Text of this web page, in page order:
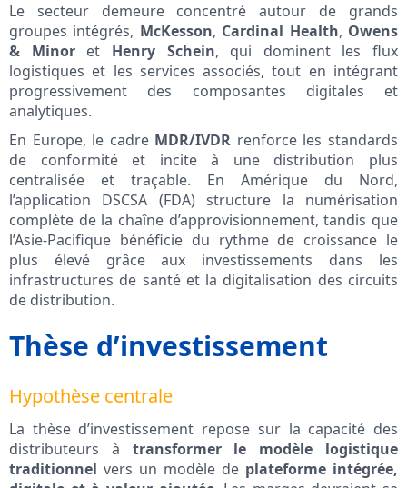
Le secteur demeure concentré autour de grands
groupes intégrés, McKesson, Cardinal Health, Owens
& Minoret Henry Schein, qui dominent les flux
logistiques et les services associés, tout en intégrant
progressivement des composantes digitales et
analytiques.
En Europe, le cadre MDR/IVDR renforce les standards
de conformité et incite à une distribution plus
centralisée et traçable. En Amérique du Nord,
l’application DSCSA (FDA) structure la numérisation
complète de la chaîne d’approvisionnement, tandis que
l’Asie-Pacifique bénéficie du rythme de croissance le
plus élevé grâce aux investissements dans les
infrastructures de santé et la digitalisation des circuits
de distribution.
Thèse d’investissement
Hypothèse centrale
La thèse d’investissement repose sur la capacité des
distributeurs à transformer le modèle logistique
traditionnel vers un modèle de plateforme intégrée,